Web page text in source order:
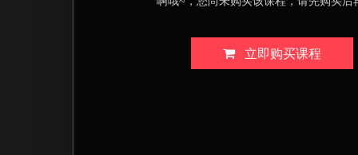
立即购买课程